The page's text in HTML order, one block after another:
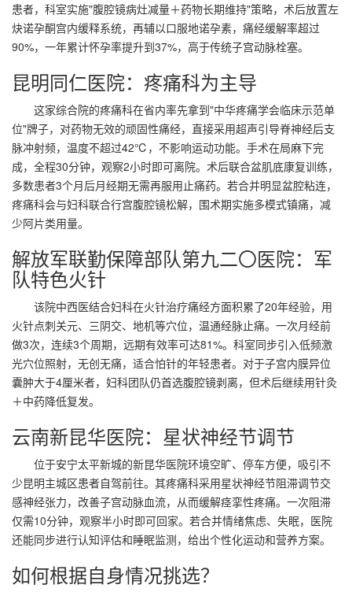
患者，科室实施"腹腔镜病灶减量＋药物长期维持"策略，术后放置左
炔诺孕酮宫内缓释系统，再辅以口服地诺孕素，痛经缓解率超过
90%，一年累计怀孕率提升到37%，高于传统子宫动脉栓塞。
昆明同仁医院：疼痛科为主导
这家综合院的疼痛科在省内率先拿到"中华疼痛学会临床示范单
位"牌子，对药物无效的顽固性痛经，直接采用超声引导脊神经后支
脉冲射频，温度不超过42℃，不影响运动功能。手术在局麻下完
成，全程30分钟，观察2小时即可离院。术后联合盆肌底康复训练，
多数患者3个月后月经期无需再服用止痛药。若合并明显盆腔粘连，
疼痛科会与妇科联合行宫腹腔镜松解，围术期实施多模式镇痛，减
少阿片类用量。
解放军联勤保障部队第九二〇医院：军
队特色火针
该院中西医结合妇科在火针治疗痛经方面积累了20年经验，用
火针点刺关元、三阴交、地机等穴位，温通经脉止痛。一次月经前
做3次，连续3个周期，远期有效率可达81%。科室同步引入低频激
光穴位照射，无创无痛，适合怕针的年轻患者。对于子宫内膜异位
囊肿大于4厘米者，妇科团队仍首选腹腔镜剥离，但术后继续用针灸
＋中药降低复发。
云南新昆华医院：星状神经节调节
位于安宁太平新城的新昆华医院环境空旷、停车方便，吸引不
少昆明主城区患者自驾前往。其疼痛科采用星状神经节阻滞调节交
感神经张力，改善子宫动脉血流，从而缓解痉挛性疼痛。一次阻滞
仅需10分钟，观察半小时即可回家。若合并情绪焦虑、失眠，医院
还能同步进行认知评估和睡眠监测，给出个性化运动和营养方案。
如何根据自身情况挑选？